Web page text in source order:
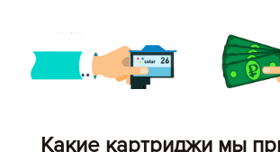
Какие картриджи мы